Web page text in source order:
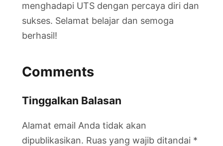
menghadapi UTS dengan percaya diri dan
sukses. Selamat belajar dan semoga
berhasil!
Comments
Tinggalkan Balasan
Alamat email Anda tidak akan
dipublikasikan. Ruas yang wajib ditandai *